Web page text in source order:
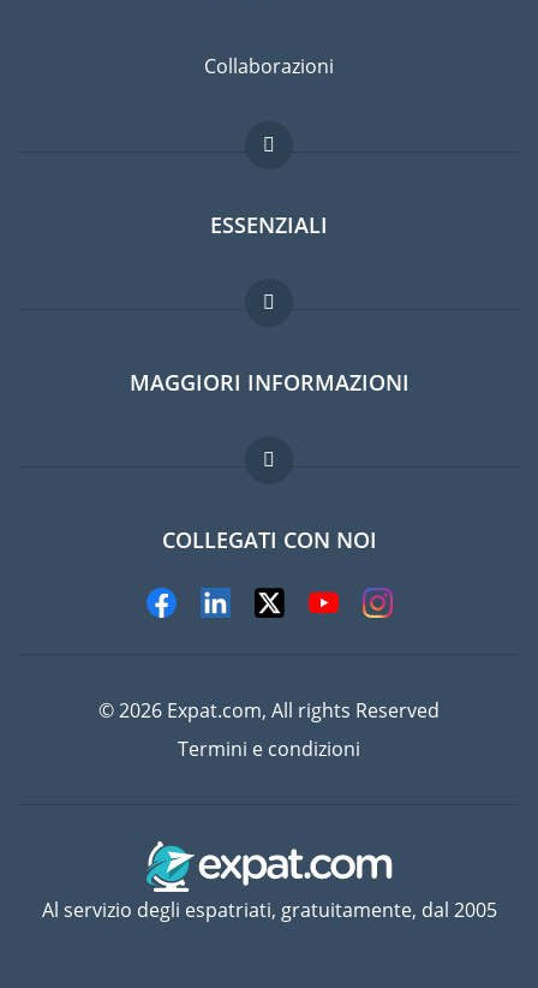
Collaborazioni
ESSENZIALI
Forum per expat
Guida per expat
Lavori all'estero
MAGGIORI INFORMAZIONI
Domande frequenti
COLLEGATI CON NOI
© 2026 Expat.com, All rights Reserved
Termini e condizioni
Al servizio degli espatriati, gratuitamente, dal 2005